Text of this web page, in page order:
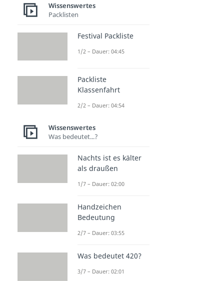
Wissenswertes
Packlisten
Festival Packliste
1/2 – Dauer: 04:45
Packliste
Klassenfahrt
2/2 – Dauer: 04:54
Wissenswertes
Was bedeutet...?
Nachts ist es kälter
als draußen
1/7 – Dauer: 02:00
Handzeichen
Bedeutung
2/7 – Dauer: 03:55
Was bedeutet 420?
3/7 – Dauer: 02:01